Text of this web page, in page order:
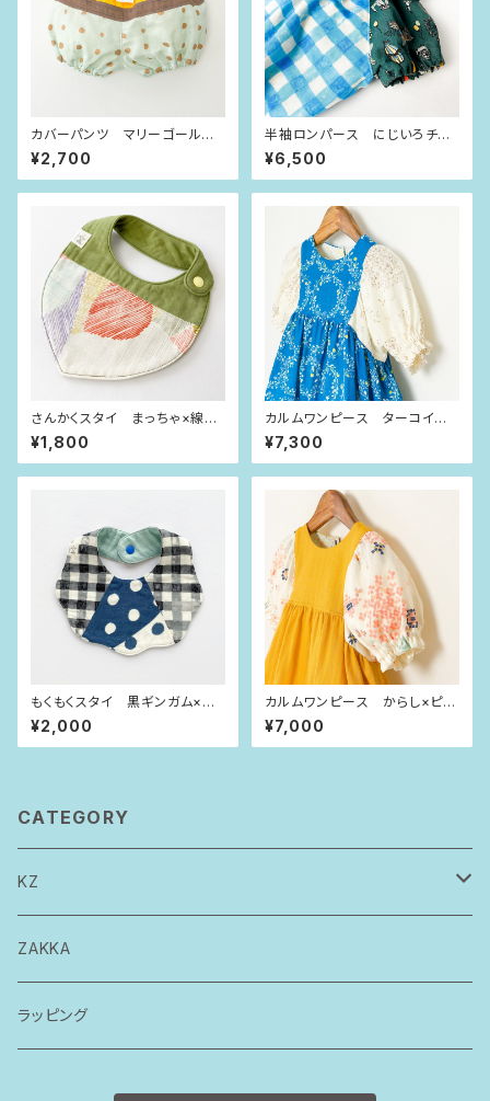
カバーパンツ マリーゴールド×
ブロンズドット（80size）
¥2,700
半袖ロンパース にじいろチェ
ック×サーカス（80size）
¥6,500
さんかくスタイ まっちゃ×線も
よう
¥1,800
カルムワンピース ターコイズ×
輪っかの花（90size）
¥7,300
もくもくスタイ 黒ギンガム×イ
ンディゴブルー水玉
¥2,000
カルムワンピース からし×ピン
クベージュの花びら（90size）
¥7,000
CATEGORY
KZ
トップス
ボトムス
ZAKKA
ラッピング